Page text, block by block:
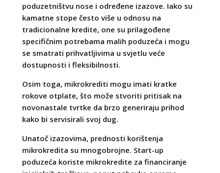
poduzetništvu nose i određene izazove. Iako su
kamatne stope često više u odnosu na
tradicionalne kredite, one su prilagođene
specifičnim potrebama malih poduzeća i mogu
se smatrati prihvatljivima u svjetlu veće
dostupnosti i fleksibilnosti.
Osim toga, mikrokrediti mogu imati kratke
rokove otplate, što može stvoriti pritisak na
novonastale tvrtke da brzo generiraju prihod
kako bi servisirali svoj dug.
Unatoč izazovima, prednosti korištenja
mikrokredita su mnogobrojne. Start-up
poduzeća koriste mikrokredite za financiranje